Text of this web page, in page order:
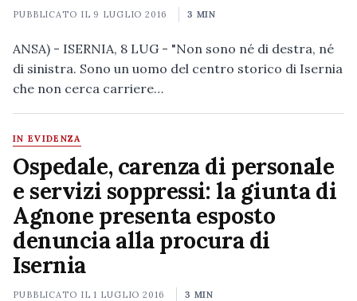
PUBBLICATO IL 9 LUGLIO 2016 3 MIN
ANSA) - ISERNIA, 8 LUG - "Non sono né di destra, né
di sinistra. Sono un uomo del centro storico di Isernia
che non cerca carriere…
IN EVIDENZA
Ospedale, carenza di personale
e servizi soppressi: la giunta di
Agnone presenta esposto
denuncia alla procura di
Isernia
PUBBLICATO IL1 LUGLIO 2016 3 MIN